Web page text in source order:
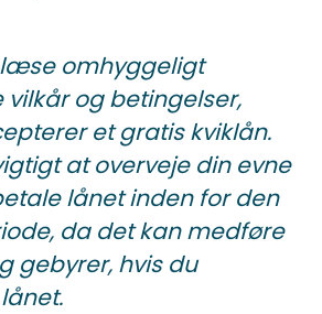
omhyggeligt
og betingelser,
et gratis kviklån.
at overveje din evne
lånet inden for den
da det kan medføre
gebyrer, hvis du